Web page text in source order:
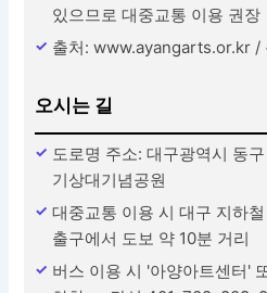
있으므로 대중교통 이용 권장
출처: www.ayangarts.or.kr
오시는 길
도로명 주소: 대구광역시 동
기상대기념공원
대중교통 이용 시 대구 지하
출구에서 도보 약 10분 거리
버스 이용 시 '아양아트센터'